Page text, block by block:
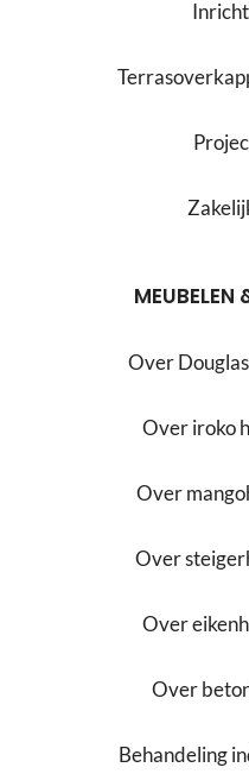
MEUBELEN
Over
Over iroko
Over
Over
Over
Over
Behandeling